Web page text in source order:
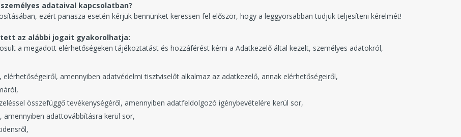
adataival kapcsolatban?
ezért panasza esetén kérjük bennünket keressen fel először, hogy a leggyorsabban tudjuk teljesíteni kérelmét!
az alábbi jogait gyakorolhatja:
a megadott elérhetőségeken tájékoztatást és hozzáférést kérni a Adatkezelő által kezelt, személyes adatokról,
amennyiben adatvédelmi tisztviselőt alkalmaz az adatkezelő, annak elérhetőségeiről,
összefüggő tevékenységéről, amennyiben adatfeldolgozó igénybevételére kerül sor,
adattovábbításra kerül sor,